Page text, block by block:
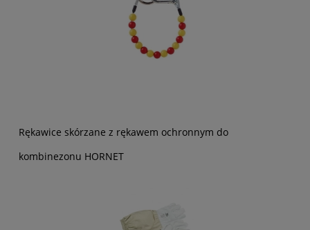
Rękawice skórzane z rękawem ochronnym do
kombinezonu HORNET